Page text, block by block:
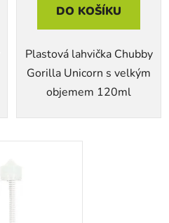
DO KOŠÍKU
Plastová lahvička Chubby
Gorilla Unicorn s velkým
objemem 120ml